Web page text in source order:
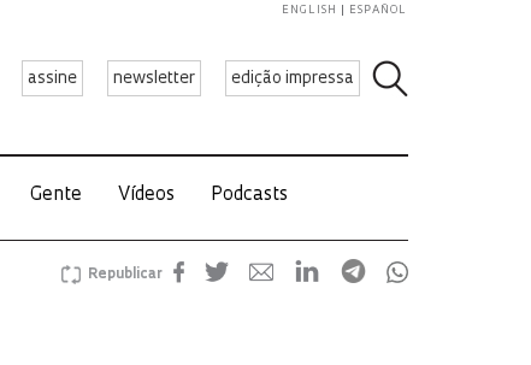
assine newsletter edição impressa
ENGLISH ESPAÑOL
Gente Vídeos Podcasts
Republicar